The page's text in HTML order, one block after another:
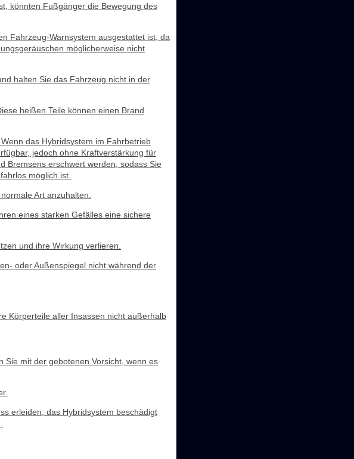
könnten Fußgänger die Bewegung des
Fahrzeug-Warnsystem ausgestattet ist, da
möglicherweise nicht
halten Sie das Fahrzeug nicht in der
heißen Teile können einen Brand
das Hybridsystem im Fahrbetrieb
jedoch ohne Kraftverstärkung für
Bremsens erschwert werden, sodass Sie
möglich ist.
Art anzuhalten.
eines starken Gefälles eine sichere
und ihre Wirkung verlieren.
oder Außenspiegel nicht während der
Körperteile aller Insassen nicht außerhalb
Sie mit der gebotenen Vorsicht, wenn es
erleiden, das Hybridsystem beschädigt